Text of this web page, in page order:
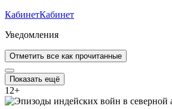
КабинетКабинет
Уведомления
Отметить все как прочитанные
Показать ещё
12+